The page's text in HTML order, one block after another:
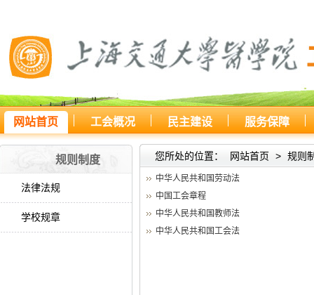
网站首页 工会概况 民主建设 服务保障
规则制度
法律法规
学校规章
中华人民共和国劳动法
中国工会章程
中华人民共和国教师法
中华人民共和国工会法
您所处的位置： 网站首页 > 规则